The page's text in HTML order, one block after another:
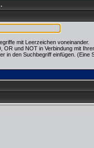
mit Leerzeichen voneinander.
OR und NOT in Verbindung mit
in den Suchbegriff einfügen. (Eine